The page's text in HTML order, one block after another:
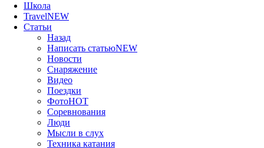
Школа
TravelNEW
Статьи
Назад
Написать статьюNEW
Новости
Снаряжение
Видео
Поездки
ФотоHOT
Соревнования
Люди
Мысли в слух
Техника катания